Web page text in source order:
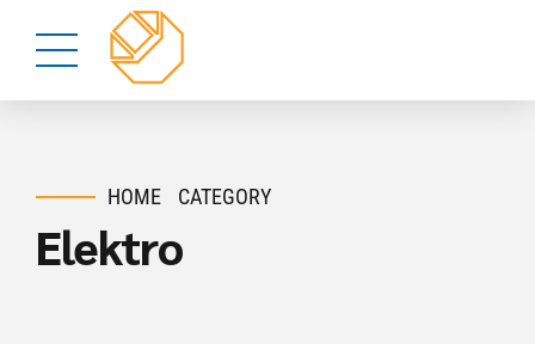
HOME CATEGORY
Elektro